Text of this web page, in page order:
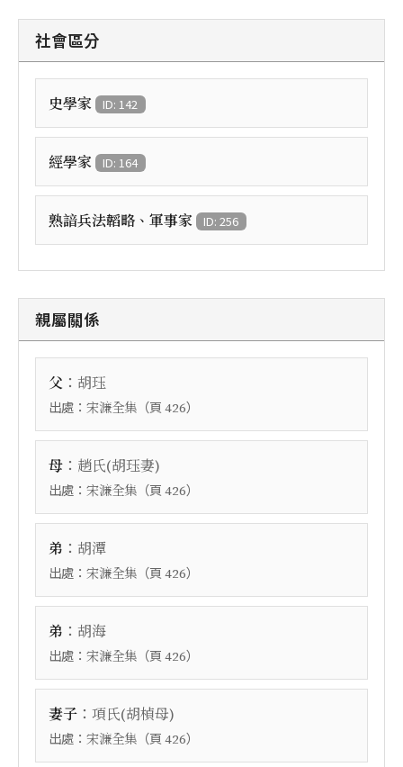
社會區分
史學家 ID: 142
經學家 ID: 164
熟諳兵法韜略、軍事家 ID: 256
親屬關係
父 ： 胡珏
出處： 宋濂全集 （頁 426）
母 ： 趙氏(胡珏妻)
出處： 宋濂全集 （頁 426）
弟 ： 胡潭
出處： 宋濂全集 （頁 426）
弟 ： 胡海
出處： 宋濂全集 （頁 426）
妻子 ： 項氏(胡楨母)
出處： 宋濂全集 （頁 426）